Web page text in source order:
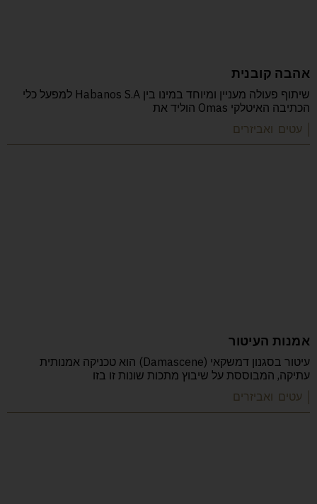
אהבה קובנית
שיתוף פעולה מעניין ומיוחד במינו בין Habanos S.A למפעל כלי
הכתיבה האיטלקי Omas הוליד את
| עטים ואביזרים
אמנות העיטור
עיטור בסגנון דמשקאי (Damascene) הוא טכניקה אמנותית
עתיקה, המבוססת על שיבוץ מתכות שונות זו בזו
| עטים ואביזרים